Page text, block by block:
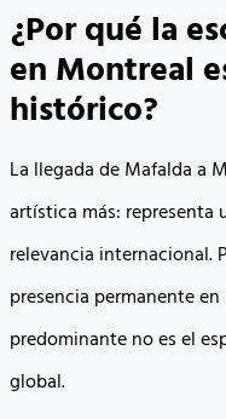
¿Por qué la
en Montreal
histórico?
La llegada de Mafalda a
artística más:
relevancia internacional.
presencia permanente
predominante no es el
global.